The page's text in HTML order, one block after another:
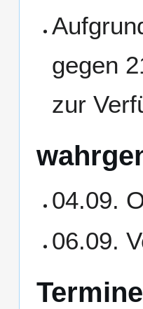
gegen
zur
04.09.
06.09.
Termine